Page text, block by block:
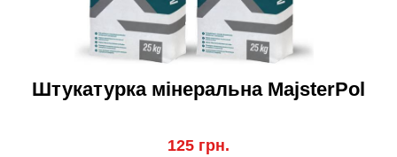
Штукатурка мінеральна MajsterPol
125 грн.